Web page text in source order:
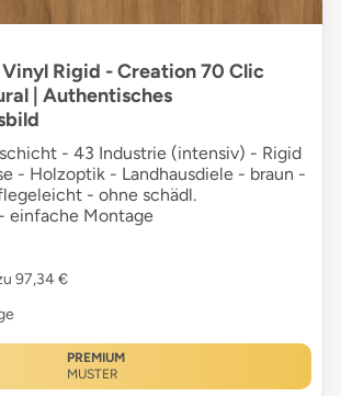
Rigid - Creation 70 Clic
| Authentisches
- 43 Industrie (intensiv) - Rigid
- Holzoptik - Landhausdiele - braun -
- ohne schädl.
einfache Montage
97,34 €
PREMIUM
MUSTER